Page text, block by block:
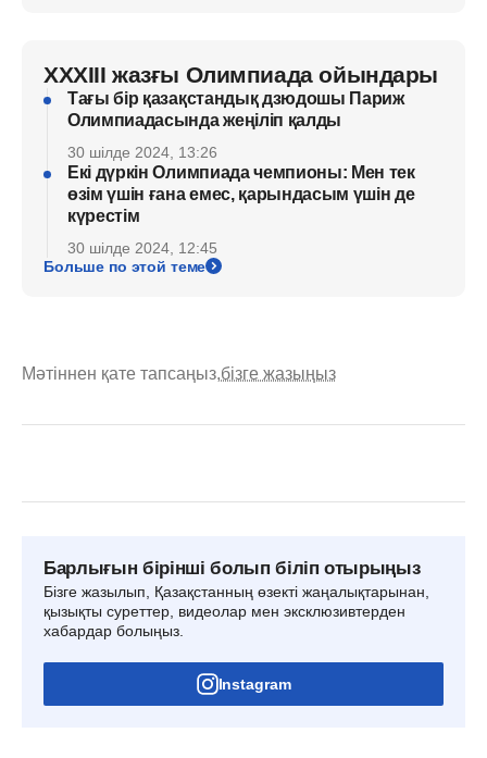
XXXIII жазғы Олимпиада ойындары
Тағы бір қазақстандық дзюдошы Париж
Олимпиадасында жеңіліп қалды
30 шілде 2024, 13:26
Екі дүркін Олимпиада чемпионы: Мен тек
өзім үшін ғана емес, қарындасым үшін де
күрестім
30 шілде 2024, 12:45
Больше по этой теме
Мәтіннен қате тапсаңыз,бізге жазыңыз
Барлығын бірінші болып біліп отырыңыз
Бізге жазылып, Қазақстанның өзекті жаңалықтарынан,
қызықты суреттер, видеолар мен эксклюзивтерден
хабардар болыңыз.
Instagram